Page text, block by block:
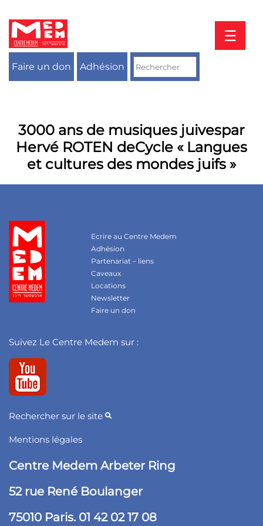
contenu
☰
Faire un don Adhésion
3000 ans de musiques juivespar
Hervé ROTEN deCycle « Langues
et cultures des mondes juifs »
Ecrire au Centre Medem
Adhésion
Partenariat – liens
Caveaux
Locations
Newsletter
Faire un don
Suivez Le Centre Medem sur :
Rechercher sur le site
Mentions légales
Centre Medem Arbeter Ring
52 rue René Boulanger
75010 Paris. 01 42 02 17 08